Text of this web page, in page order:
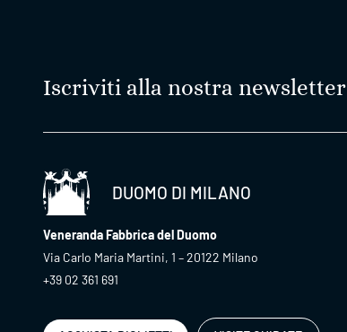
Iscriviti alla nostra newsletter
DUOMO DI MILANO
Veneranda Fabbrica del Duomo
Via Carlo Maria Martini, 1 – 20122 Milano
+39 02 361 691